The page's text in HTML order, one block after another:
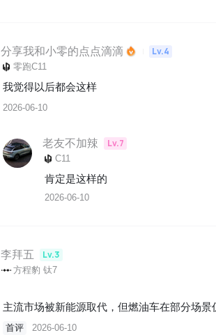
分享我和小零的点点滴滴 Lv.4
零跑C11
我觉得以后都会这样
2026-06-10
老友不加辣 Lv.7
C11
肯定是这样的
2026-06-10
李拜五 Lv.3
方程豹 钛7
首评 2026-06-10